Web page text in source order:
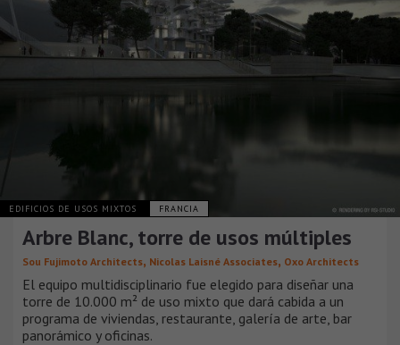
EDIFICIOS DE USOS MIXTOS FRANCIA
Arbre Blanc, torre de usos múltiples
Sou Fujimoto Architects, Nicolas Laisné Associates, Oxo Architects
El equipo multidisciplinario fue elegido para diseñar una
torre de 10.000 m² de uso mixto que dará cabida a un
programa de viviendas, restaurante, galería de arte, bar
panorámico y oficinas.